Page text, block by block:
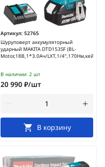
Артикул: 52765
Шуруповерт аккумуляторный
ударный MAKITA DTD153SF (BL-
Motor,18В,1*3.0Ач/LXT,1/4",170Нм,кейс)
В наличии: 2 шт
20 990 ₽/шт
В корзину